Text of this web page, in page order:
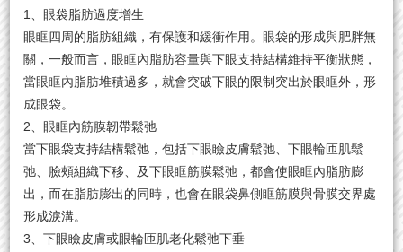
1、眼袋脂肪過度增生
眼眶四周的脂肪組織，有保護和緩衝作用。眼袋的形成與肥胖無
關，一般而言，眼眶內脂肪容量與下眼支持結構維持平衡狀態，
當眼眶內脂肪堆積過多，就會突破下眼的限制突出於眼眶外，形
成眼袋。
2、眼眶內筋膜韌帶鬆弛
當下眼袋支持結構鬆弛，包括下眼瞼皮膚鬆弛、下眼輪匝肌鬆
弛、臉頰組織下移、及下眼眶筋膜鬆弛，都會使眼眶內脂肪膨
出，而在脂肪膨出的同時，也會在眼袋鼻側眶筋膜與骨膜交界處
形成淚溝。
3、下眼瞼皮膚或眼輪匝肌老化鬆弛下垂